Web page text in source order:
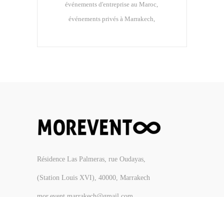
événements d'entreprise au Maroc
événements privés à Marrakech
Résidence Las Palmeras, rue Oudayas,
(Station Louis XVI), 40000, Marrakech